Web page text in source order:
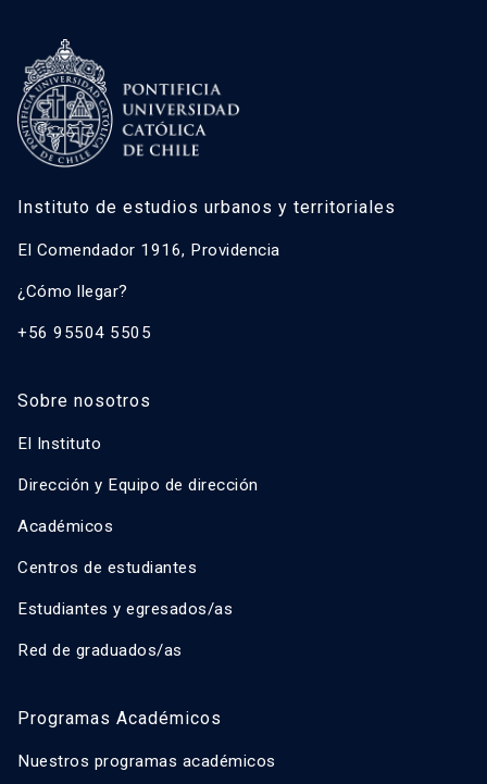
Instituto de estudios urbanos y territoriales
El Comendador 1916, Providencia
¿Cómo llegar?
+56 95504 5505
Sobre nosotros
El Instituto
Dirección y Equipo de dirección
Académicos
Centros de estudiantes
Estudiantes y egresados/as
Red de graduados/as
Programas Académicos
Nuestros programas académicos